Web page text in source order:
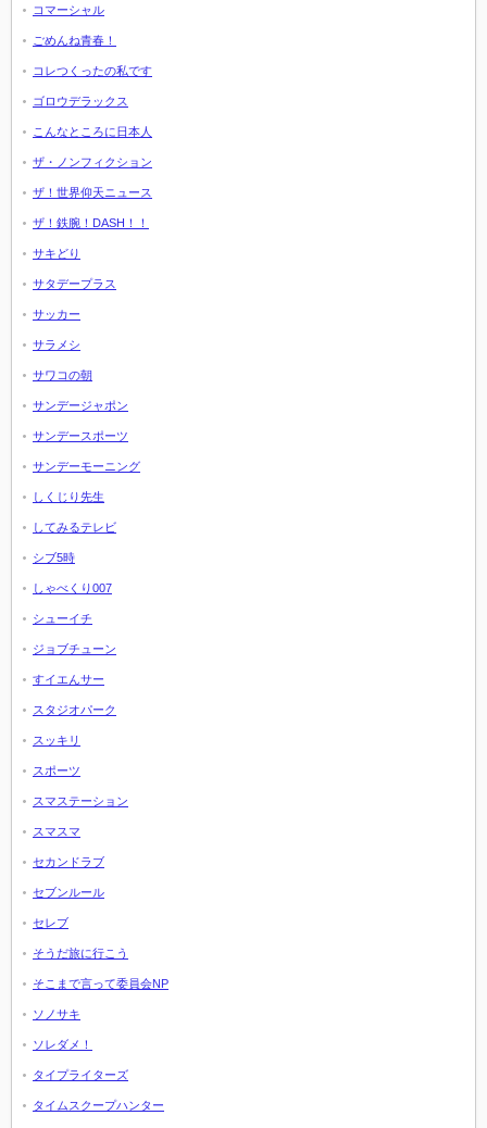
コマーシャル
ごめんね青春！
コレつくったの私です
ゴロウデラックス
こんなところに日本人
ザ・ノンフィクション
ザ！世界仰天ニュース
ザ！鉄腕！DASH！！
サキどり
サタデープラス
サッカー
サラメシ
サワコの朝
サンデージャポン
サンデースポーツ
サンデーモーニング
しくじり先生
してみるテレビ
シブ5時
しゃべくり007
シューイチ
ジョブチューン
すイエんサー
スタジオパーク
スッキリ
スポーツ
スマステーション
スマスマ
セカンドラブ
セブンルール
セレブ
そうだ旅に行こう
そこまで言って委員会NP
ソノサキ
ソレダメ！
タイプライターズ
タイムスクープハンター